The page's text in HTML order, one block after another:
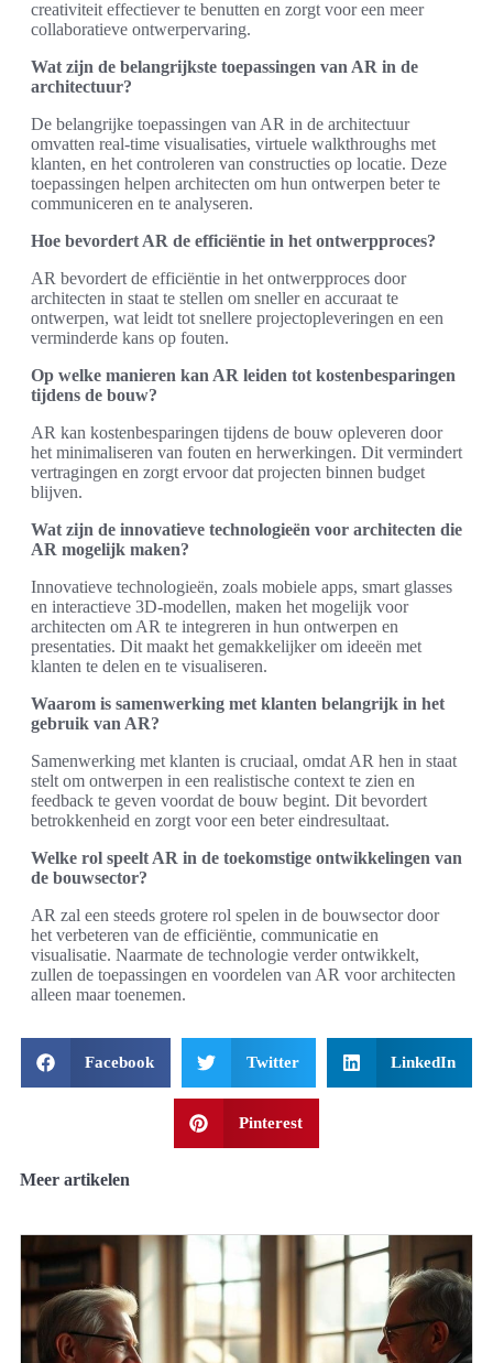
creativiteit effectiever te benutten en zorgt voor een meer
collaboratieve ontwerpervaring.
Wat zijn de belangrijkste toepassingen van AR in de
architectuur?
De belangrijke toepassingen van AR in de architectuur
omvatten real-time visualisaties, virtuele walkthroughs met
klanten, en het controleren van constructies op locatie. Deze
toepassingen helpen architecten om hun ontwerpen beter te
communiceren en te analyseren.
Hoe bevordert AR de efficiëntie in het ontwerpproces?
AR bevordert de efficiëntie in het ontwerpproces door
architecten in staat te stellen om sneller en accuraat te
ontwerpen, wat leidt tot snellere projectopleveringen en een
verminderde kans op fouten.
Op welke manieren kan AR leiden tot kostenbesparingen
tijdens de bouw?
AR kan kostenbesparingen tijdens de bouw opleveren door
het minimaliseren van fouten en herwerkingen. Dit vermindert
vertragingen en zorgt ervoor dat projecten binnen budget
blijven.
Wat zijn de innovatieve technologieën voor architecten die
AR mogelijk maken?
Innovatieve technologieën, zoals mobiele apps, smart glasses
en interactieve 3D-modellen, maken het mogelijk voor
architecten om AR te integreren in hun ontwerpen en
presentaties. Dit maakt het gemakkelijker om ideeën met
klanten te delen en te visualiseren.
Waarom is samenwerking met klanten belangrijk in het
gebruik van AR?
Samenwerking met klanten is cruciaal, omdat AR hen in staat
stelt om ontwerpen in een realistische context te zien en
feedback te geven voordat de bouw begint. Dit bevordert
betrokkenheid en zorgt voor een beter eindresultaat.
Welke rol speelt AR in de toekomstige ontwikkelingen van
de bouwsector?
AR zal een steeds grotere rol spelen in de bouwsector door
het verbeteren van de efficiëntie, communicatie en
visualisatie. Naarmate de technologie verder ontwikkelt,
zullen de toepassingen en voordelen van AR voor architecten
alleen maar toenemen.
Facebook Twitter LinkedIn
Pinterest
Meer artikelen